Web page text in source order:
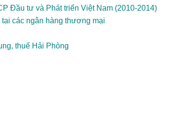
Đầu tư và Phát triển Việt Nam (2010-2014)
các ngân hàng thương mại
thuế Hải Phòng